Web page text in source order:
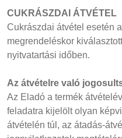
CUKRÁSZDAI ÁTVÉTEL
Cukrászdai átvétel esetén
megrendeléskor
nyitvatartási időben.
Az átvételre való
Az Eladó a termék
feladatra kijelölt olyan
átvételén túl, az átadás-